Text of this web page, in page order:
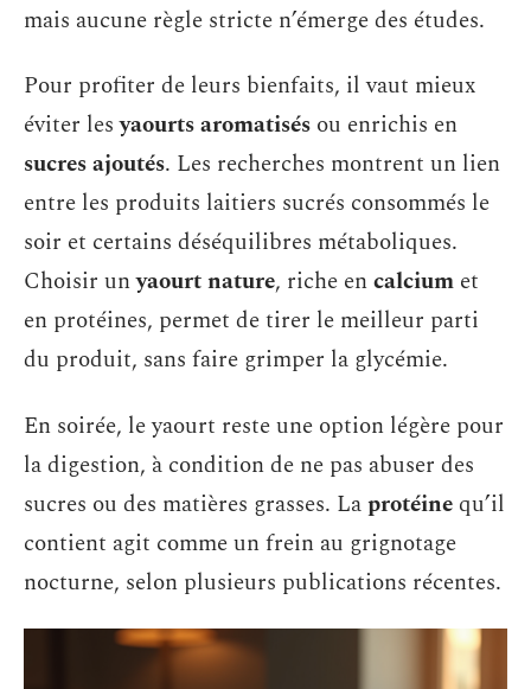
mais aucune règle stricte n’émerge des études.
Pour profiter de leurs bienfaits, il vaut mieux
éviter lesyaourts aromatisés ou enrichis en
sucres ajoutés. Les recherches montrent un lien
entre les produits laitiers sucrés consommés le
soir et certains déséquilibres métaboliques.
Choisir unyaourt nature, riche encalcium et
en protéines, permet de tirer le meilleur parti
du produit, sans faire grimper la glycémie.
En soirée, le yaourt reste une option légère pour
la digestion, à condition de ne pas abuser des
sucres ou des matières grasses. Laprotéine qu’il
contient agit comme un frein au grignotage
nocturne, selon plusieurs publications récentes.